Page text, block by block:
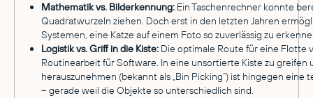
Mathematik vs. Bilderkennung: Ein Taschenrechner konnte
Quadratwurzeln ziehen. Doch erst in den letzten Jahren
Systemen, eine Katze auf einem Foto so zuverlässig zu
Logistik vs. Griff in die Kiste: Die optimale Route für eine Flotte
Routinearbeit für Software. In eine unsortierte Kiste zu greifen
herauszunehmen (bekannt als „Bin Picking“) ist hingegen
– gerade weil die Objekte so unterschiedlich sind.